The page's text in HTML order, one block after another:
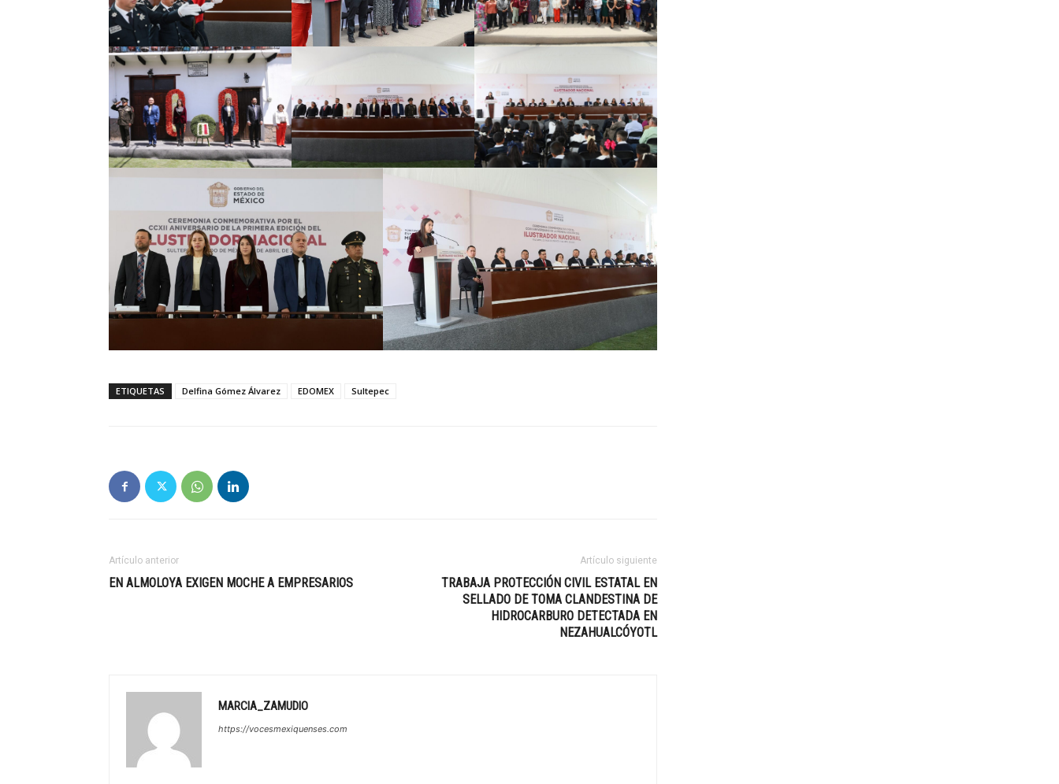
ETIQUETAS Delfina Gómez Álvarez EDOMEX Sultepec
Artículo anterior
EN ALMOLOYA EXIGEN MOCHE A EMPRESARIOS
Artículo siguiente
TRABAJA PROTECCIÓN CIVIL ESTATAL EN
SELLADO DE TOMA CLANDESTINA DE
HIDROCARBURO DETECTADA EN
NEZAHUALCÓYOTL
MARCIA_ZAMUDIO
https://vocesmexiquenses.com